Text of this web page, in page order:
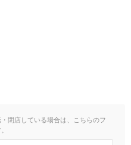
閉店している場合は、こちらのフ